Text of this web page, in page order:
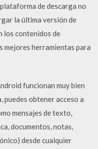
de descarga no
la última versión de
los contenidos de
mejores herramientas para
funcionan muy bien
puedes obtener acceso a
mensajes de texto,
documentos, notas,
desde cualquier